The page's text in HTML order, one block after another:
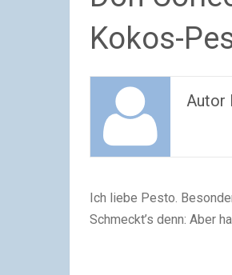
Kokos-
Autor
Ich liebe Pesto.
Schmeckt’s denn: Aber